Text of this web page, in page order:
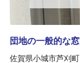
団地の一般的な
佐賀県小城市芦刈